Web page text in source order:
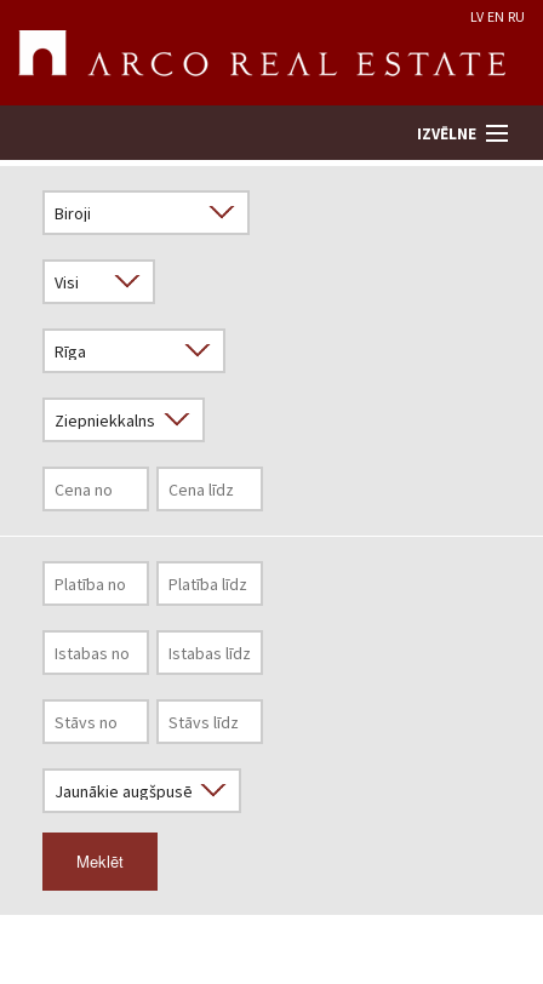
LV EN RU
IZVĒLNE
Novērtēt īpašumu
Uzņēmums
Pakalpojumi
Kontakti
Meklēt